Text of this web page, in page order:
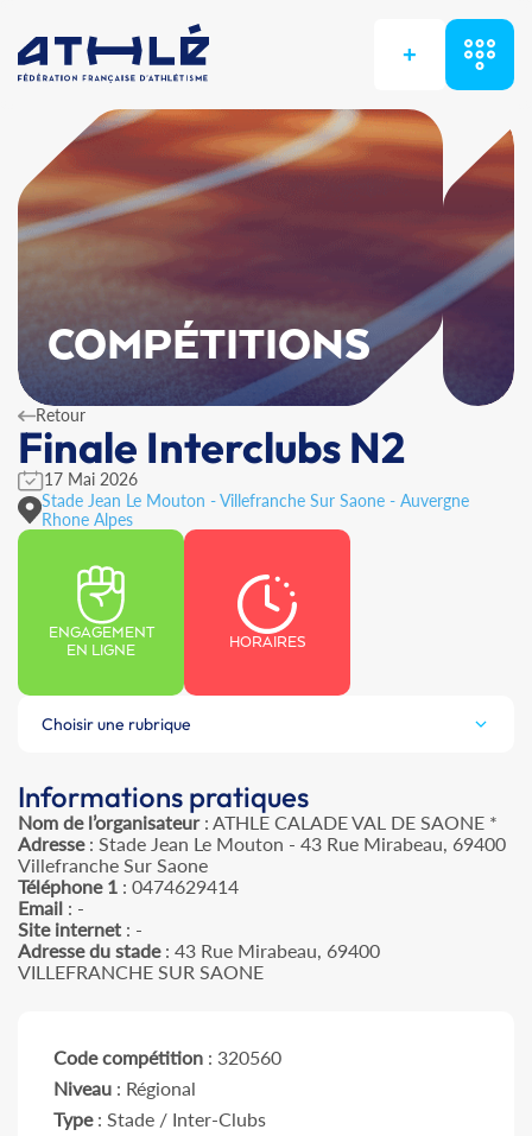
+
COMPÉTITIONS
Retour
Finale Interclubs N2
17 Mai 2026
Stade Jean Le Mouton - Villefranche Sur Saone - Auvergne
Rhone Alpes
ENGAGEMENT
EN LIGNE
HORAIRES
Choisir une rubrique
Informations pratiques
Nom de l’organisateur: ATHLE CALADE VAL DE SAONE *
Adresse: Stade Jean Le Mouton - 43 Rue Mirabeau, 69400
Villefranche Sur Saone
Téléphone 1 : 0474629414
Email : -
Site internet : -
Adresse du stade: 43 Rue Mirabeau, 69400
VILLEFRANCHE SUR SAONE
Code compétition : 320560
Niveau : Régional
Type: Stade / Inter-Clubs